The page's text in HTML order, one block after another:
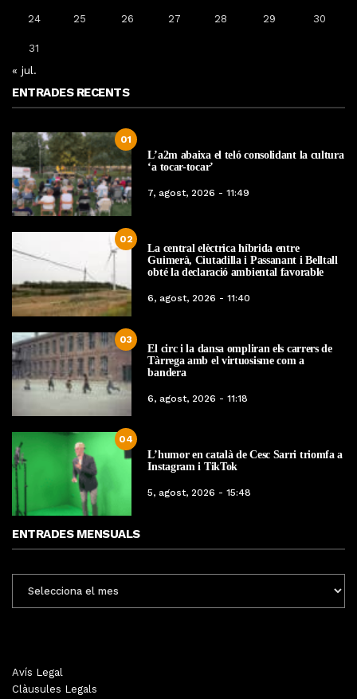
24 25 26 27 28 29 30
31
« jul.
ENTRADES RECENTS
01
L’a2m abaixa el teló consolidant la cultura
‘a tocar-tocar’
7, agost, 2026 - 11:49
02
La central elèctrica híbrida entre
Guimerà, Ciutadilla i Passanant i Belltall
obté la declaració ambiental favorable
6, agost, 2026 - 11:40
03
El circ i la dansa ompliran els carrers de
Tàrrega amb el virtuosisme com a
bandera
6, agost, 2026 - 11:18
04
L’humor en català de Cesc Sarri triomfa a
Instagram i TikTok
5, agost, 2026 - 15:48
ENTRADES MENSUALS
MENSUALS
Avís Legal
Clàusules Legals